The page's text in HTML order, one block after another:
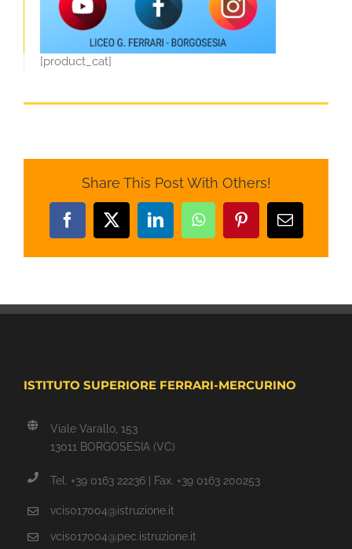
[product_cat]
Share This Post With Others!
Facebook
X LinkedInWhatsAppPinterestEmail
ISTITUTO SUPERIORE FERRARI-MERCURINO
Viale Varallo, 153
13011 BORGOSESIA (VC)
Tel. +39 0163 22236 | Fax. +39 0163 200253
vcis017004@istruzione.it
vcis017004@pec.istruzione.it